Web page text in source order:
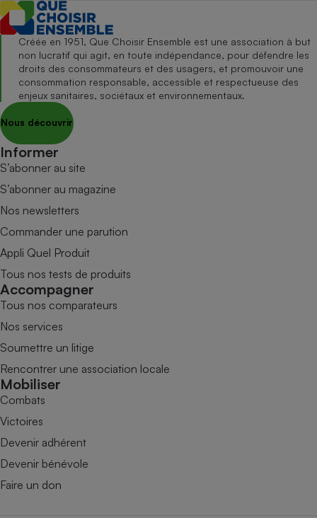
Créée en 1951, Que Choisir Ensemble est une association à but
non lucratif qui agit, en toute indépendance, pour défendre les
droits des consommateurs et des usagers, et promouvoir une
consommation responsable, accessible et respectueuse des
enjeux sanitaires, sociétaux et environnementaux.
Nous découvrir
Informer
S’abonner au site
S’abonner au magazine
Nos newsletters
Commander une parution
Appli Quel Produit
Tous nos tests de produits
Accompagner
Tous nos comparateurs
Nos services
Soumettre un litige
Rencontrer une association locale
Mobiliser
Combats
Victoires
Devenir adhérent
Devenir bénévole
Faire un don